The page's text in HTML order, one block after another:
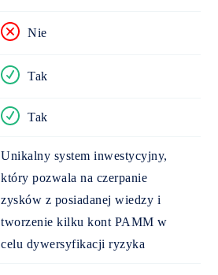
Nie
Tak
Tak
Unikalny system inwestycyjny,
który pozwala na czerpanie
zysków z posiadanej wiedzy i
tworzenie kilku kont PAMM w
celu dywersyfikacji ryzyka